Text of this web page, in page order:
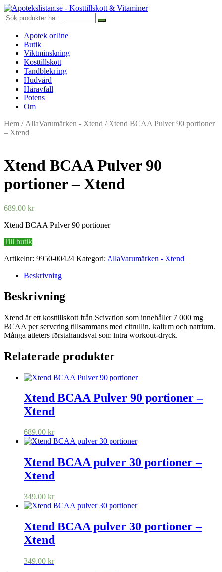
Apotek online
Butik
Viktminskning
Kosttillskott
Tandblekning
Hudvård
Håravfall
Potens
Om
Hem / AllaVarumärken - Xtend / Xtend BCAA Pulver 90 portioner
– Xtend
Xtend BCAA Pulver 90
portioner – Xtend
689.00 kr
Xtend BCAA Pulver 90 portioner
Till butik
Artikelnr: 9950-00424 Kategori: AllaVarumärken - Xtend
Beskrivning
Beskrivning
Xtend är ett kosttillskott från Scivation som innehåller 7 000 mg
BCAA per servering tillsammans med citrullin, kalium och natrium.
Många atleters förstahandsval som intra workout-dryck.
Relaterade produkter
Xtend BCAA Pulver 90 portioner –
Xtend
689.00 kr
Xtend BCAA pulver 30 portioner –
Xtend
349.00 kr
Xtend BCAA pulver 30 portioner –
Xtend
349.00 kr